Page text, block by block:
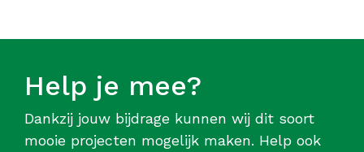
Help je mee?
Dankzij jouw bijdrage kunnen wij dit soort
mooie projecten mogelijk maken. Help ook